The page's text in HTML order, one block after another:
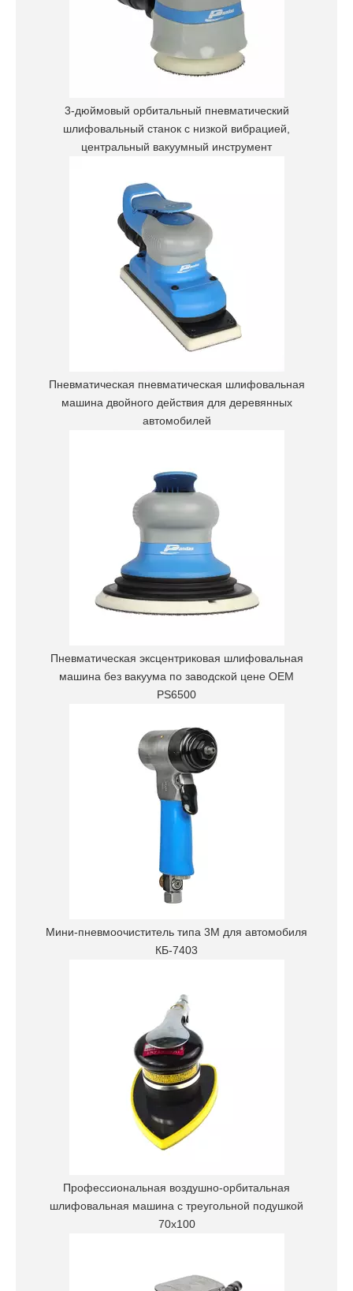
3-дюймовый орбитальный пневматический
шлифовальный станок с низкой вибрацией,
центральный вакуумный инструмент
Пневматическая пневматическая шлифовальная
машина двойного действия для деревянных
автомобилей
Пневматическая эксцентриковая шлифовальная
машина без вакуума по заводской цене OEM
PS6500
Мини-пневмоочиститель типа 3М для автомобиля
КБ-7403
Профессиональная воздушно-орбитальная
шлифовальная машина с треугольной подушкой
70x100